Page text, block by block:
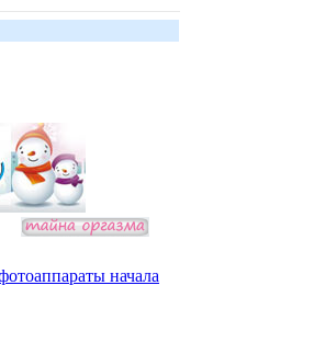
начала